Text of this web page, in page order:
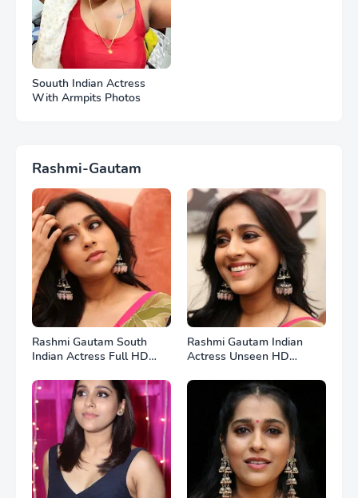
Souuth Indian Actress
With Armpits Photos
Rashmi-Gautam
Rashmi Gautam South
Indian Actress Full HD
Rashmi Gautam Indian
Actress Unseen HD